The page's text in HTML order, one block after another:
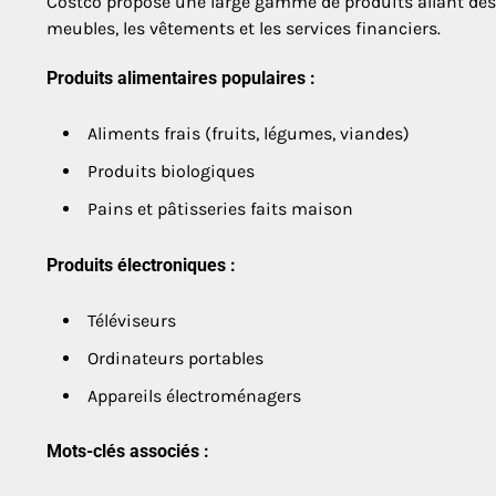
meubles, les vêtements et les services financiers.
Produits alimentaires populaires :
Aliments frais (fruits, légumes, viandes)
Produits biologiques
Pains et pâtisseries faits maison
Produits électroniques :
Téléviseurs
Ordinateurs portables
Appareils électroménagers
Mots-clés associés :